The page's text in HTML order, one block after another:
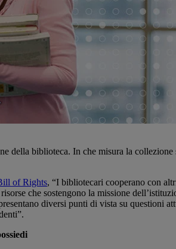
della biblioteca. In che misura la
of Rights, “I bibliotecari cooperano con
che sostengono la missione
diversi punti di vista su questioni